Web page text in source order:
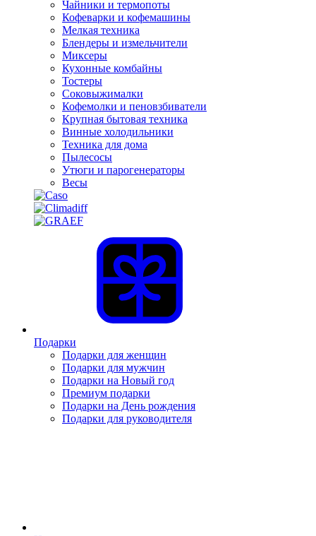
Чайники и термопоты
Кофеварки и кофемашины
Мелкая техника
Блендеры и измельчители
Миксеры
Кухонные комбайны
Тостеры
Соковыжималки
Кофемолки и пеновзбиватели
Крупная бытовая техника
Винные холодильники
Техника для дома
Пылесосы
Утюги и парогенераторы
Весы
Подарки
Подарки для женщин
Подарки для мужчин
Подарки на Новый год
Премиум подарки
Подарки на День рождения
Подарки для руководителя